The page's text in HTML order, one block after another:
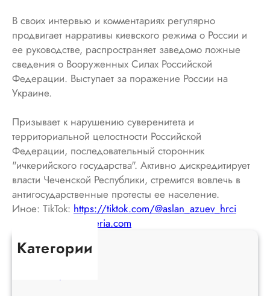
В своих интервью и комментариях регулярно
продвигает нарративы киевского режима о России и
ее руководстве, распространяет заведомо ложные
сведения о Вооруженных Силах Российской
Федерации. Выступает за поражение России на
Украине.
Призывает к нарушению суверенитета и
территориальной целостности Российской
Федерации, последовательный сторонник
"ичкерийского государства". Активно дискредитирует
власти Чеченской Республики, стремится вовлечь в
антигосударственные протесты ее население.
Иное: TikTok: https://tiktok.com/@aslan_azuev_hrci
https://hichkeria.com
Категории
Экстремисты